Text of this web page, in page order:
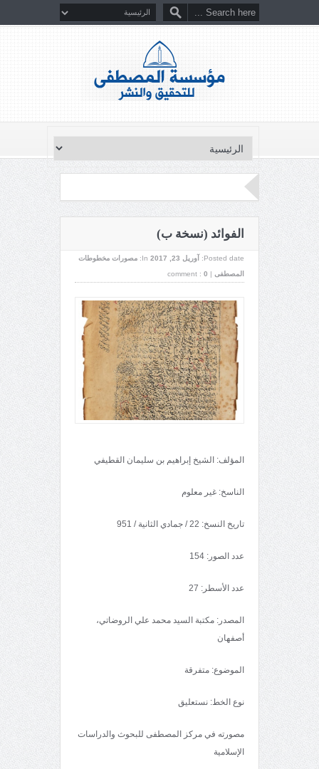
الفوائد (نسخة ب)
Posted date: آوریل 23, 2017 In:
مصورات مخطوطات
المصطفى |
comment : 0
المؤلف: الشيخ إبراهيم بن سليمان القطيفي
الناسخ: غير معلوم
تاريخ النسخ: 22 / جمادي الثانية / 951
عدد الصور: 154
عدد الأسطر: 27
المصدر: مكتبة السيد محمد علي الروضاتي،
أصفهان
الموضوع: متفرقة
نوع الخط: نستعليق
مصورته في مركز المصطفى للبحوث والدراسات
الإسلامية